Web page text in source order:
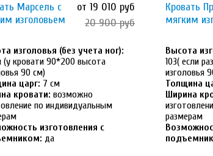
Марсель с
изголовьем
от 19 010 руб
20 900 руб
изголовья (без учета ног):
(у кровати 90*200 высота
90 см)
царг: 7 см
кровати: возможно
по индивидуальным
изготовления с
да
Кровать
мягким
Высота
103( если
изголовья
Толщина
Ширина
размерам